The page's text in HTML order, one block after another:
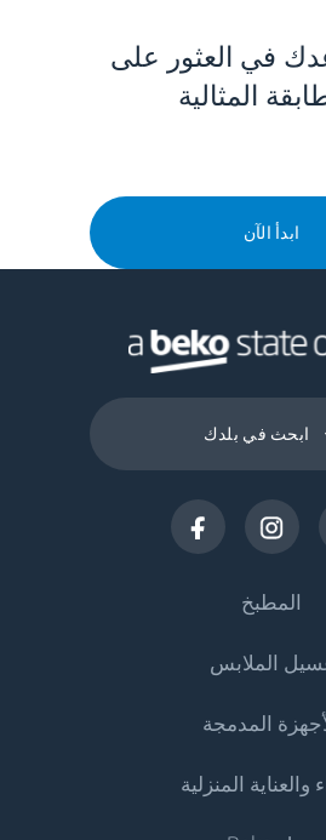
في العثور على
المثالية
ابدأ الآن
ابحث في بلدك
المطبخ
التبريد
البرادات
الثلاجات
الملابس
غسالات الملابس
غسالات الملابس
المدمجة
التبريد
والعناية المنزلية